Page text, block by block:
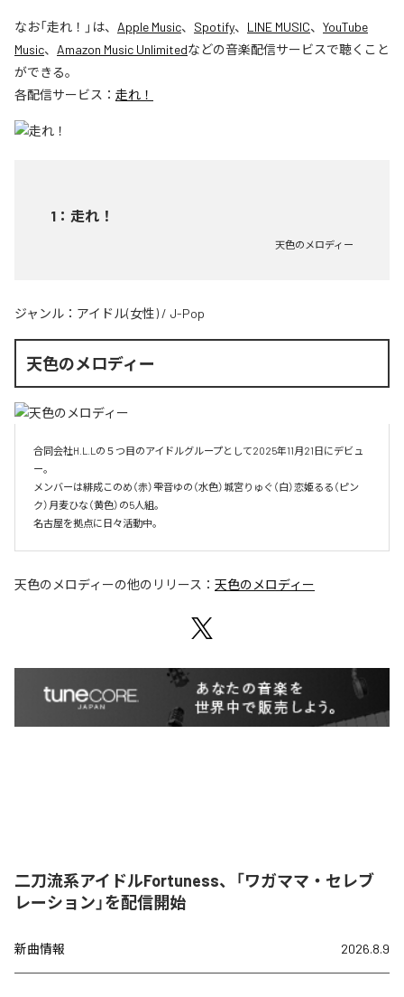
なお「走れ！ 」は、 Apple Music、 Spotify、 LINE MUSIC、 YouTube
Music、 Amazon Music Unlimitedなどの音楽配信サービスで聴くこと
ができる。
各配信サービス： 走れ！
1 ： 走れ！
天色のメロディー
ジャンル： アイドル(女性) / J-Pop
天色のメロディー
合同会社H.L.Lの５つ目のアイドルグループとして2025年11月21日にデビュ
ー。
メンバーは緋成このめ（赤）雫音ゆの（水色）城宮りゅぐ（白）恋姫るる（ピン
ク）月麦ひな（黄色）の5人組。
名古屋を拠点に日々活動中。
天色のメロディーの他のリリース： 天色のメロディー
二刀流系アイドルFortuness、「ワガママ・セレブ
レーション」を配信開始
新曲情報 2026.8.9